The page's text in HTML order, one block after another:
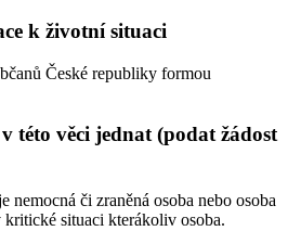
k životní situaci
České republiky formou
této věci jednat (podat žádost
nemocná či zraněná osoba nebo osoba
situaci kterákoliv osoba.